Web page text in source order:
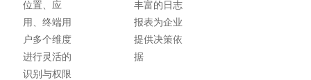
位置、应
用、终端用
户多个维度
进行灵活的
识别与权限
丰富的日志
报表为企业
提供决策依
据